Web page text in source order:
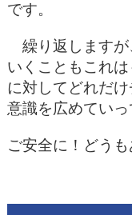
です。
繰り返しますが
いくこともこれ
に対してどれだ
意識を広めていっ
ご安全に！どうも